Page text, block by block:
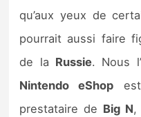
qu’aux yeux de
pourrait aussi faire
de la Russie. Nous
Nintendo eShop
prestataire de Big N,